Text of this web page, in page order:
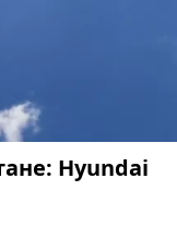
Hyundai